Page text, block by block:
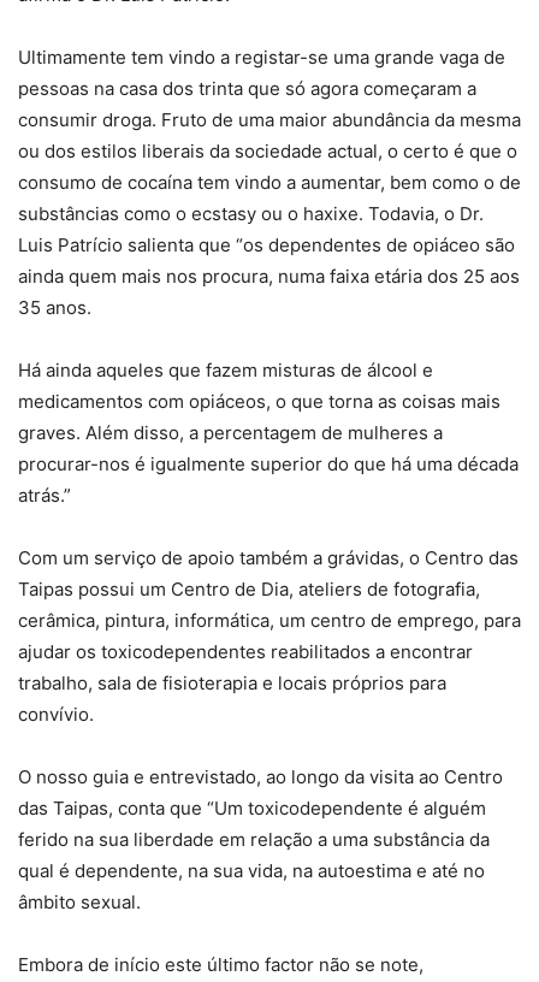
Ultimamente tem vindo a registar-se uma grande vaga de
pessoas na casa dos trinta que só agora começaram a
consumir droga. Fruto de uma maior abundância da mesma
ou dos estilos liberais da sociedade actual, o certo é que o
consumo de cocaína tem vindo a aumentar, bem como o de
substâncias como o ecstasy ou o haxixe. Todavia, o Dr.
Luis Patrício salienta que “os dependentes de opiáceo são
ainda quem mais nos procura, numa faixa etária dos 25 aos
35 anos.
Há ainda aqueles que fazem misturas de álcool e
medicamentos com opiáceos, o que torna as coisas mais
graves. Além disso, a percentagem de mulheres a
procurar-nos é igualmente superior do que há uma década
atrás.”
Com um serviço de apoio também a grávidas, o Centro das
Taipas possui um Centro de Dia, ateliers de fotografia,
cerâmica, pintura, informática, um centro de emprego, para
ajudar os toxicodependentes reabilitados a encontrar
trabalho, sala de fisioterapia e locais próprios para
convívio.
O nosso guia e entrevistado, ao longo da visita ao Centro
das Taipas, conta que “Um toxicodependente é alguém
ferido na sua liberdade em relação a uma substância da
qual é dependente, na sua vida, na autoestima e até no
âmbito sexual.
Embora de início este último factor não se note,